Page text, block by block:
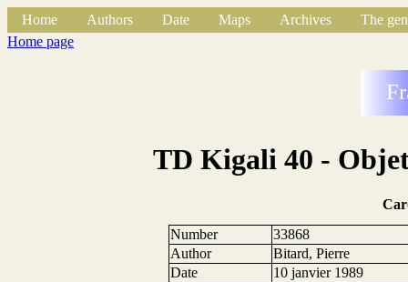
Home Authors Date Maps Archives
The
Home page
TD Kigali 40 -
Number
33868
Author
Bitard, Pierre
Date
10 janvier 1989